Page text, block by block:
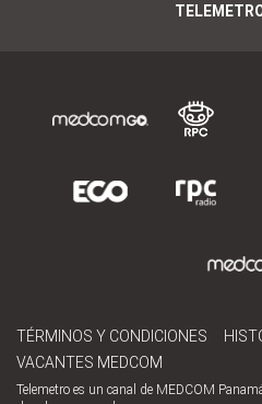
TÉRMINOS Y CONDICIONES
VACANTES MEDCOM
Telemetro es un canal de MEDCOM